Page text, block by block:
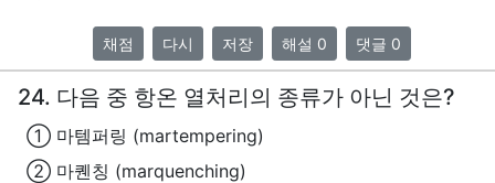
채점 다시 저장 해설 0 댓글 0
24. 다음 중 항온 열처리의 종류가 아닌 것은?
① 마템퍼링 (martempering)
② 마퀜칭 (marquenching)